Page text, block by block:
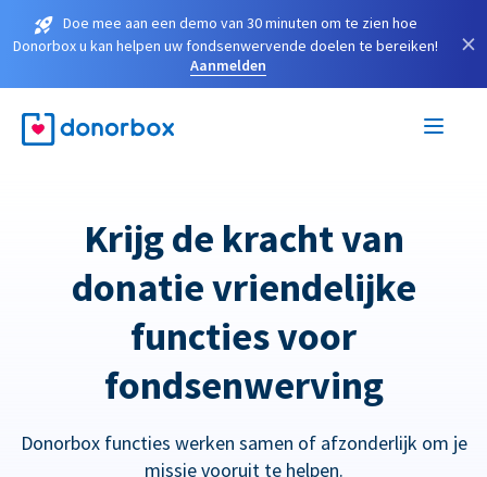
Doe mee aan een demo van 30 minuten om te zien hoe
Donorbox u kan helpen uw fondsenwervende doelen te bereiken!
Aanmelden
×
Krijg de kracht van
donatie vriendelijke
functies voor
fondsenwerving
Donorbox functies werken samen of afzonderlijk om je
missie vooruit te helpen.